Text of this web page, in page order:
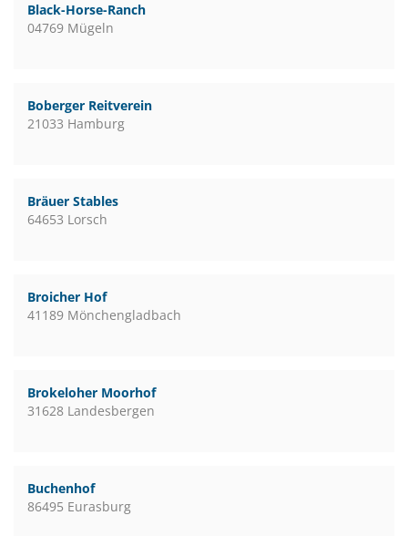
Black-Horse-Ranch
04769 Mügeln
Boberger Reitverein
21033 Hamburg
Bräuer Stables
64653 Lorsch
Broicher Hof
41189 Mönchengladbach
Brokeloher Moorhof
31628 Landesbergen
Buchenhof
86495 Eurasburg